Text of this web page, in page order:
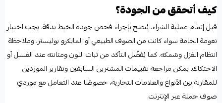
كيف أتحقق من الجودة؟
قبل إتمام عملية الشراء، يُنصح بإجراء فحص جودة الخيط بدقة. يجب اختبار
نعومة الخامة سواء كانت من الصوف الطبيعي أو المايكرو بوليستر، وملاحظة
انتظام الغزل وسُمكه. كما يُفضّل التأكد من ثبات اللون ومتانته عند الغسل أو
الاحتكاك. يمكن مراجعة تقييمات المشترين السابقين وتقارير الموردين
للمقارنة بين الأنواع والعلامات التجارية، خصوصًا عند التعامل مع موردي
صوف جملة عبر الإنترنت.